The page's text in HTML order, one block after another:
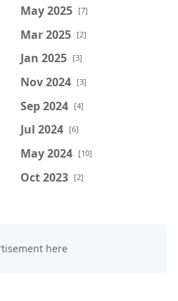
May 2025 [7]
Mar 2025 [2]
Jan 2025 [3]
Nov 2024 [3]
Sep 2024 [4]
Jul 2024 [6]
May 2024 [10]
Oct 2023 [2]